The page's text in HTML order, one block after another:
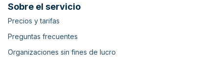
Sobre el servicio
Precios y tarifas
Preguntas frecuentes
Organizaciones sin fines de lucro